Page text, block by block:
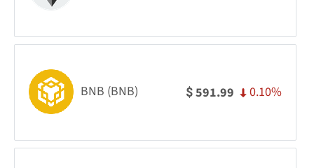
BNB (BNB) $591.99 0.10%